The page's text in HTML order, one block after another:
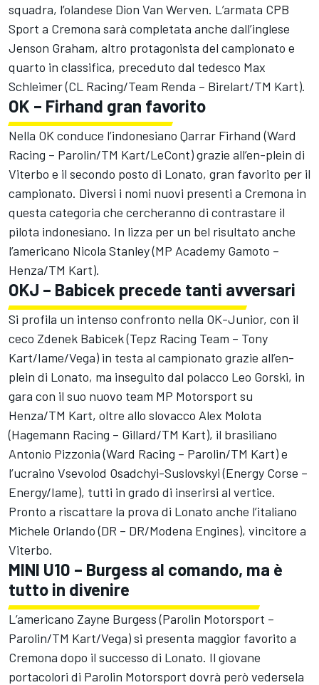
squadra, l’olandese Dion Van Werven. L’armata CPB
Sport a Cremona sarà completata anche dall’inglese
Jenson Graham, altro protagonista del campionato e
quarto in classifica, preceduto dal tedesco Max
Schleimer (CL Racing/Team Renda – Birelart/TM Kart).
OK – Firhand gran favorito
Nella OK conduce l’indonesiano Qarrar Firhand (Ward
Racing – Parolin/TM Kart/LeCont) grazie all’en-plein di
Viterbo e il secondo posto di Lonato, gran favorito per il
campionato. Diversi i nomi nuovi presenti a Cremona in
questa categoria che cercheranno di contrastare il
pilota indonesiano. In lizza per un bel risultato anche
l’americano Nicola Stanley (MP Academy Gamoto –
Henza/TM Kart).
OKJ – Babicek precede tanti avversari
Si profila un intenso confronto nella OK-Junior, con il
ceco Zdenek Babicek (Tepz Racing Team – Tony
Kart/Iame/Vega) in testa al campionato grazie all’en-
plein di Lonato, ma inseguito dal polacco Leo Gorski, in
gara con il suo nuovo team MP Motorsport su
Henza/TM Kart, oltre allo slovacco Alex Molota
(Hagemann Racing – Gillard/TM Kart), il brasiliano
Antonio Pizzonia (Ward Racing – Parolin/TM Kart) e
l’ucraino Vsevolod Osadchyi-Suslovskyi (Energy Corse –
Energy/Iame), tutti in grado di inserirsi al vertice.
Pronto a riscattare la prova di Lonato anche l’italiano
Michele Orlando (DR – DR/Modena Engines), vincitore a
Viterbo.
MINI U10 – Burgess al comando, ma è
tutto in divenire
L’americano Zayne Burgess (Parolin Motorsport –
Parolin/TM Kart/Vega) si presenta maggior favorito a
Cremona dopo il successo di Lonato. Il giovane
portacolori di Parolin Motorsport dovrà però vedersela